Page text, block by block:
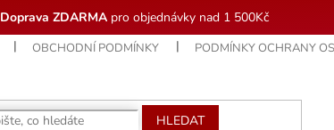
Doprava ZDARMApro objednávky nad 1 500Kč
OBCHODNÍ PODMÍNKY PODMÍNKY OCHRANY
HLEDAT